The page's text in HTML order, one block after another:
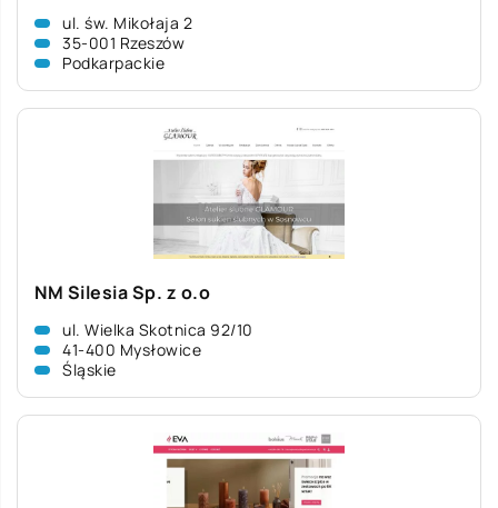
ul. św. Mikołaja 2
35-001 Rzeszów
Podkarpackie
NM Silesia Sp. z o.o
ul. Wielka Skotnica 92/10
41-400 Mysłowice
Śląskie